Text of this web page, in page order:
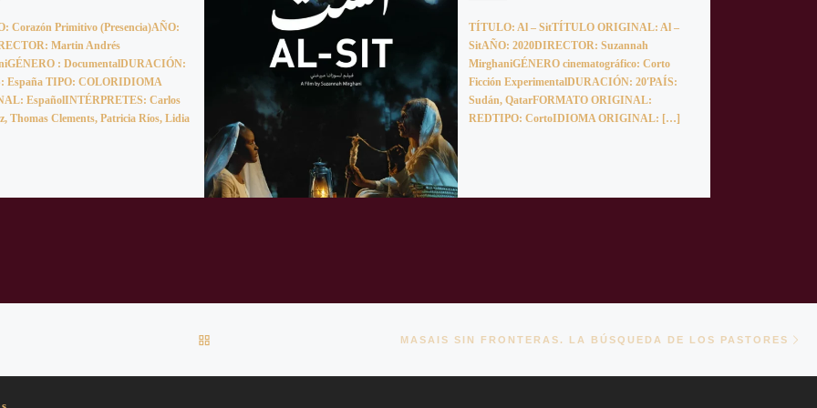
Corazón Primitivo (Presencia)AÑO:
Martin Andrés
: DocumentalDURACIÓN:
España TIPO: COLORIDIOMA
EspañolINTÉRPRETES: Carlos
Thomas Clements, Patricia Ríos, Lidia
TÍTULO: Al – SitTÍTULO ORIGINAL: Al –
SitAÑO: 2020DIRECTOR: Suzannah
MirghaniGÉNERO cinematográfico: Corto
Ficción ExperimentalDURACIÓN: 20′PAÍS:
Sudán, QatarFORMATO ORIGINAL:
REDTIPO: CortoIDIOMA ORIGINAL: […]
VOLVER A LA LISTA DE ENTRADASMASAIS SIN FRONTERAS. LA BÚSQUEDA DE LOS PASTORES